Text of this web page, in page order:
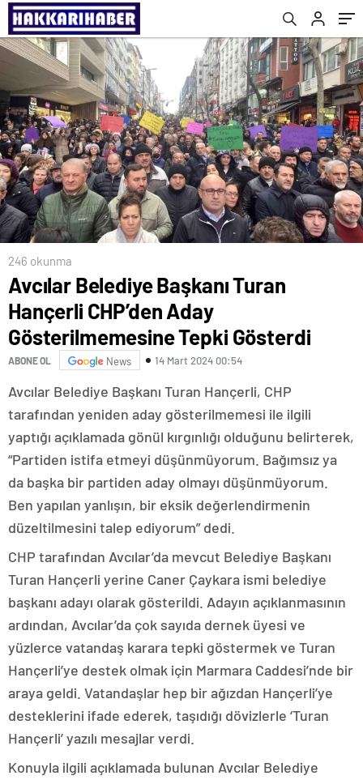
Gösterdi
246 okunma
Avcılar Belediye Başkanı Turan
Hançerli CHP’den Aday
Gösterilmemesine Tepki Gösterdi
ABONE OL News 14 Mart 2024 00:54
Avcılar Belediye Başkanı Turan Hançerli, CHP
tarafından yeniden aday gösterilmemesi ile ilgili
yaptığı açıklamada gönül kırgınlığı olduğunu belirterek,
“Partiden istifa etmeyi düşünmüyorum. Bağımsız ya
da başka bir partiden aday olmayı düşünmüyorum.
Ben yapılan yanlışın, bir eksik değerlendirmenin
düzeltilmesini talep ediyorum” dedi.
CHP tarafından Avcılar’da mevcut Belediye Başkanı
Turan Hançerli yerine Caner Çaykara ismi belediye
başkanı adayı olarak gösterildi. Adayın açıklanmasının
ardından, Avcılar’da çok sayıda dernek üyesi ve
yüzlerce vatandaş karara tepki göstermek ve Turan
Hançerli’ye destek olmak için Marmara Caddesi’nde bir
araya geldi. Vatandaşlar hep bir ağızdan Hançerli’ye
desteklerini ifade ederek, taşıdığı dövizlerle ‘Turan
Hançerli’ yazılı mesajlar verdi.
Konuyla ilgili açıklamada bulunan Avcılar Belediye